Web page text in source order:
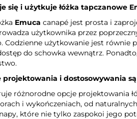
się i użytkuje łóżka tapczanowe
Emuca canapé jest prosta i
użytkownika przez
Codzienne użytkowanie jest
do schowka wewnątrz.
projektowania i dostosowywania
różnorodne opcje projektowania
i wykończeniach, od
które nie tylko zaspokoi jego